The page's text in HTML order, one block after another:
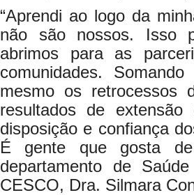
“Aprendi ao logo da
não são nossos. Isso
abrimos para as
comunidades.
mesmo os retrocessos
resultados de
disposição e confiança
É gente que gosta
departamento de
CESCO, Dra. Silmara